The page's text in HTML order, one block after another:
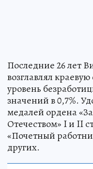
Последние 26 лет
возглавлял
уровень
значений в 0,7%.
медалей ордена
Отечеством» I и II
«Почетный
других.